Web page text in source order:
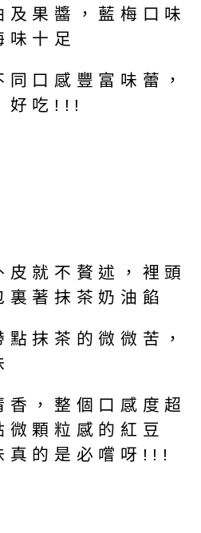
及果醬，藍梅口味
味十足
口感豐富味蕾，
好吃!!!
皮就不贅述，裡頭
裏著抹茶奶油餡
抹茶的微微苦，
香，整個口感度超
微顆粒感的紅豆
真的是必嚐呀!!!